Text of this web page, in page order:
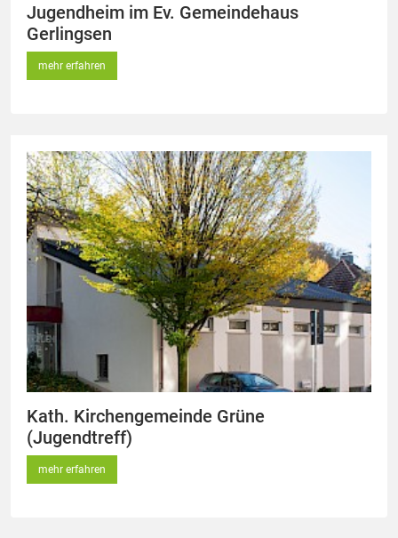
Jugendheim im Ev. Gemeindehaus
Gerlingsen
mehr erfahren
Kath. Kirchengemeinde Grüne
(Jugendtreff)
mehr erfahren